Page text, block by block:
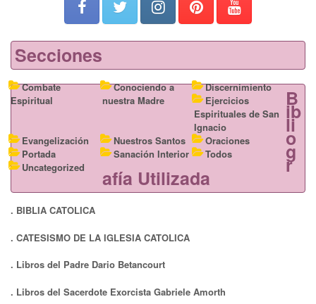
Secciones
Combate
Espiritual
Conociendo a
nuestra Madre
Discernimiento
Ejercicios
Espirituales de San
Ignacio
Evangelización
Nuestros Santos
Oraciones
Portada
Sanación Interior
Todos
Uncategorized
B
ib
li
o
g
r
afía Utilizada
. BIBLIA CATOLICA
. CATESISMO DE LA IGLESIA CATOLICA
. Libros del Padre Dario Betancourt
. Libros del Sacerdote Exorcista Gabriele Amorth